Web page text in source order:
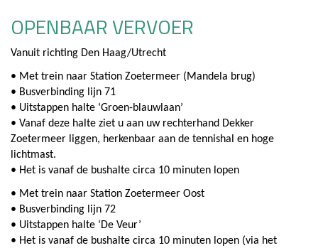
OPENBAAR VERVOER
Vanuit richting Den Haag/Utrecht
• Met trein naar Station Zoetermeer (Mandela brug)
• Busverbinding lijn 71
• Uitstappen halte ‘Groen-blauwlaan’
• Vanaf deze halte ziet u aan uw rechterhand Dekker
Zoetermeer liggen, herkenbaar aan de tennishal en hoge
lichtmast.
• Het is vanaf de bushalte circa 10 minuten lopen
• Met trein naar Station Zoetermeer Oost
• Busverbinding lijn 72
• Uitstappen halte ‘De Veur’
• Het is vanaf de bushalte circa 10 minuten lopen (via het